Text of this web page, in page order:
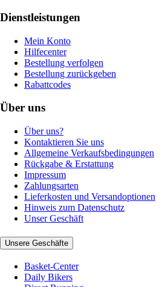
Dienstleistungen
Mein Konto
Hilfecenter
Bestellung verfolgen
Bestellung zurückgeben
Rabattcodes
Über uns
Über uns?
Kontaktieren Sie uns
Allgemeine Verkaufsbedingungen
Rückgabe & Erstattung
Impressum
Zahlungsarten
Lieferkosten und Versandoptionen
Hinweis zum Datenschutz
Unser Geschäft
Unsere Geschäfte
Basket-Center
Daily Bikers